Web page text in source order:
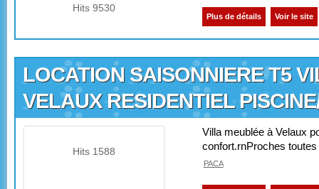
Hits 9530
Plus de détails Voir le site
LOCATION SAISONNIERE T5
VELAUX RESIDENTIEL
Hits 1588
Villa meublée à Velaux
confort.rnProches
PACA